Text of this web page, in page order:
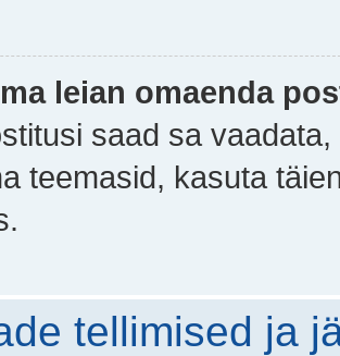
leian omaenda
saad sa
teemasid, kasuta
tellimised ja